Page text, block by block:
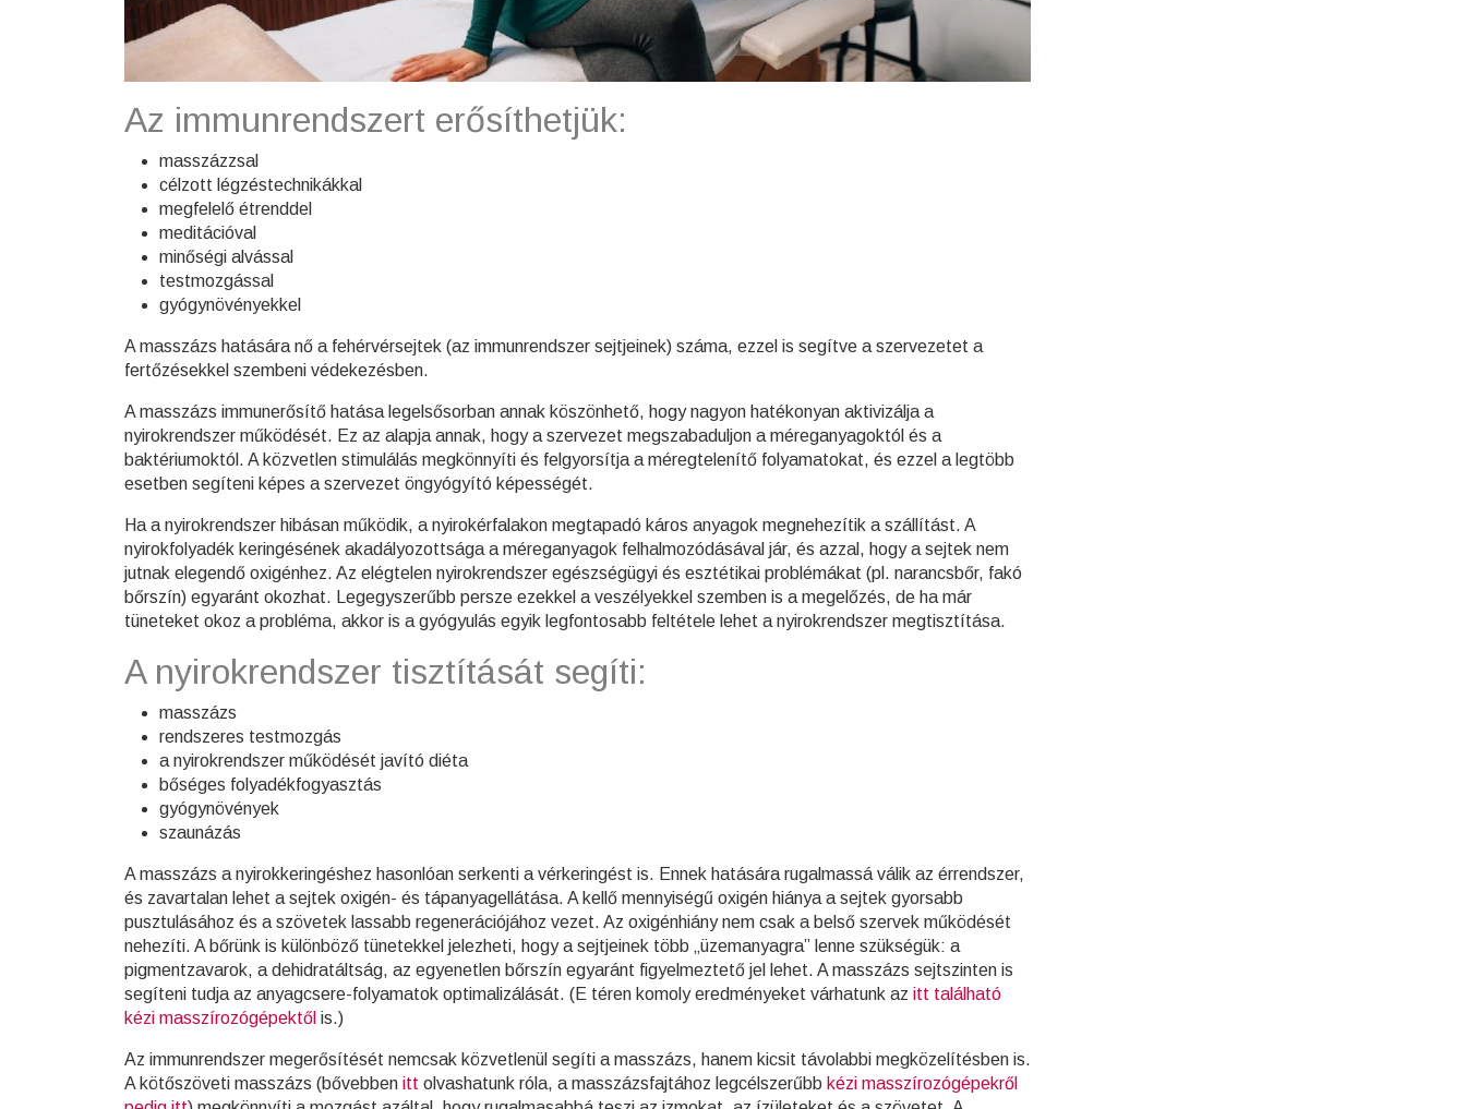
Az immunrendszert erősíthetjük:
masszázzsal
célzott légzéstechnikákkal
megfelelő étrenddel
meditációval
minőségi alvással
testmozgással
gyógynövényekkel
A masszázs hatására nő a fehérvérsejtek (az immunrendszer sejtjeinek) száma, ezzel is segítve a szervezetet a
fertőzésekkel szembeni védekezésben.
A masszázs immunerősítő hatása legelsősorban annak köszönhető, hogy nagyon hatékonyan aktivizálja a
nyirokrendszer működését. Ez az alapja annak, hogy a szervezet megszabaduljon a méreganyagoktól és a
baktériumoktól. A közvetlen stimulálás megkönnyíti és felgyorsítja a méregtelenítő folyamatokat, és ezzel a legtöbb
esetben segíteni képes a szervezet öngyógyító képességét.
Ha a nyirokrendszer hibásan működik, a nyirokérfalakon megtapadó káros anyagok megnehezítik a szállítást. A
nyirokfolyadék keringésének akadályozottsága a méreganyagok felhalmozódásával jár, és azzal, hogy a sejtek nem
jutnak elegendő oxigénhez. Az elégtelen nyirokrendszer egészségügyi és esztétikai problémákat (pl. narancsbőr, fakó
bőrszín) egyaránt okozhat. Legegyszerűbb persze ezekkel a veszélyekkel szemben is a megelőzés, de ha már
tüneteket okoz a probléma, akkor is a gyógyulás egyik legfontosabb feltétele lehet a nyirokrendszer megtisztítása.
A nyirokrendszer tisztítását segíti:
masszázs
rendszeres testmozgás
a nyirokrendszer működését javító diéta
bőséges folyadékfogyasztás
gyógynövények
szaunázás
A masszázs a nyirokkeringéshez hasonlóan serkenti a vérkeringést is. Ennek hatására rugalmassá válik az érrendszer,
és zavartalan lehet a sejtek oxigén- és tápanyagellátása. A kellő mennyiségű oxigén hiánya a sejtek gyorsabb
pusztulásához és a szövetek lassabb regenerációjához vezet. Az oxigénhiány nem csak a belső szervek működését
nehezíti. A bőrünk is különböző tünetekkel jelezheti, hogy a sejtjeinek több „üzemanyagra” lenne szükségük: a
pigmentzavarok, a dehidratáltság, az egyenetlen bőrszín egyaránt figyelmeztető jel lehet. A masszázs sejtszinten is
segíteni tudja az anyagcsere-folyamatok optimalizálását. (E téren komoly eredményeket várhatunk az itt található
kézi masszírozógépektől is.)
Az immunrendszer megerősítését nemcsak közvetlenül segíti a masszázs, hanem kicsit távolabbi megközelítésben is.
A kötőszöveti masszázs (bővebben itt olvashatunk róla, a masszázsfajtához legcélszerűbb kézi masszírozógépekről